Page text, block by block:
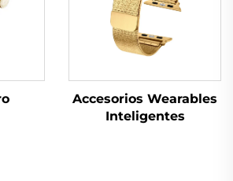
Accesorios Wearables
Inteligentes